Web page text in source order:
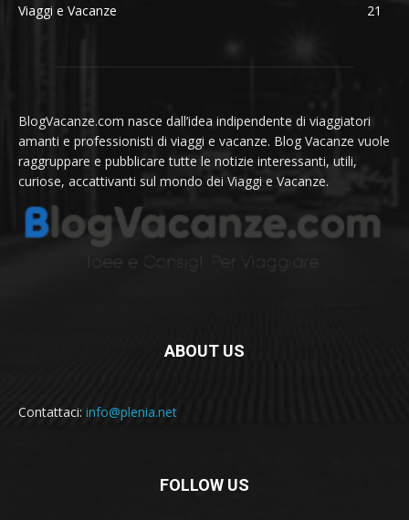
Viaggi e Vacanze
21
BlogVacanze.com nasce dall’idea indipendente di viaggiatori
amanti e professionisti di viaggi e vacanze. Blog Vacanze vuole
raggruppare e pubblicare tutte le notizie interessanti, utili,
curiose, accattivanti sul mondo dei Viaggi e Vacanze.
ABOUT US
Contattaci: info@plenia.net
FOLLOW US